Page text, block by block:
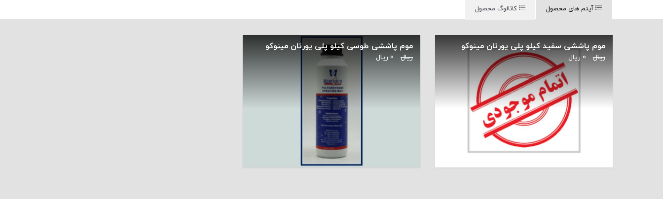
آیتم های محصول کاتالوگ محصول
موم پاششی سفید کیلو پلی یورتان مینوکو
ریال 0 ریال
موم پاششی طوسی کیلو پلی یورتان مینوکو
ریال 0 ریال